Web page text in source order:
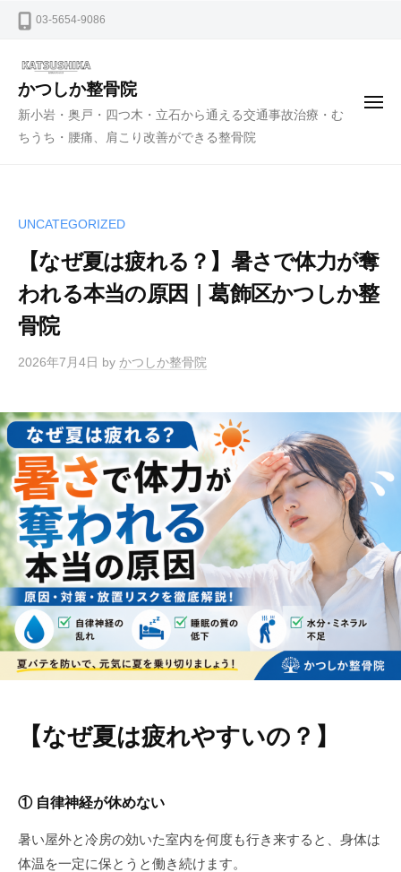
03-5654-9086
かつしか整骨院
新小岩・奥戸・四つ木・立石から通える交通事故治療・む
ちうち・腰痛、肩こり改善ができる整骨院
メ
UNCATEGORIZED
【なぜ夏は疲れる？】暑さで体力が奪
われる本当の原因｜葛飾区かつしか整
骨院
2026年7月4日 by かつしか整骨院
【なぜ夏は疲れやすいの？】
① 自律神経が休めない
暑い屋外と冷房の効いた室内を何度も行き来すると、身体は
体温を一定に保とうと働き続けます。